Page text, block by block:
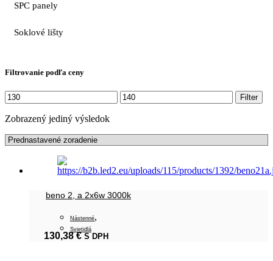
SPC panely
Soklové lišty
Filtrovanie podľa ceny
Minimálna
cena
Maximálna
cena
Filter
Zobrazený jediný výsledok
beno 2, a 2x6w 3000k
Nástenné,
Svietidlá
130,38€ S DPH